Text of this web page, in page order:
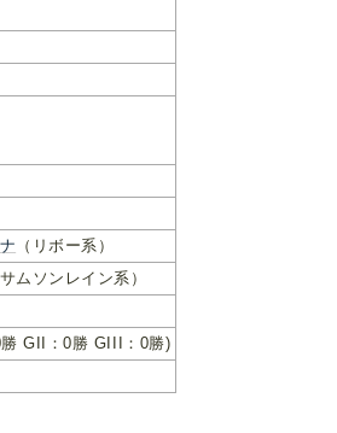
（リボー系）
サムソンレイン系）
GII：0勝 GIII：0勝)